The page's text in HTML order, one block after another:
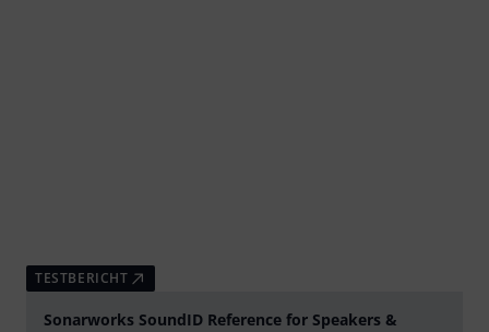
TESTBERICHT
Sonarworks SoundID Reference for Speakers &